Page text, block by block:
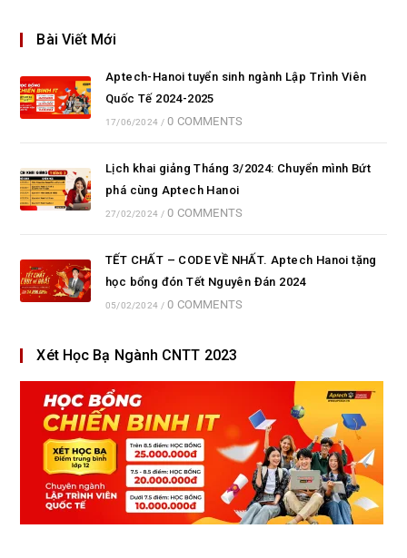
Bài Viết Mới
Aptech-Hanoi tuyển sinh ngành Lập Trình Viên
Quốc Tế 2024-2025
17/06/2024 / 0 COMMENTS
Lịch khai giảng Tháng 3/2024: Chuyển mình Bứt
phá cùng Aptech Hanoi
27/02/2024 / 0 COMMENTS
TẾT CHẤT – CODE VỀ NHẤT. Aptech Hanoi tặng
học bổng đón Tết Nguyên Đán 2024
05/02/2024 / 0 COMMENTS
Xét Học Bạ Ngành CNTT 2023